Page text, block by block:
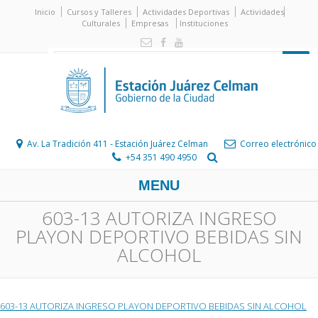
Inicio Cursos y Talleres Actividades Deportivas
Actividades
Culturales
Empresas Instituciones
Av. La Tradición 411 - Estación Juárez Celman
Correo electrónico
+54 351 490 4950
MENU
603-13 AUTORIZA INGRESO
PLAYON DEPORTIVO BEBIDAS SIN
ALCOHOL
603-13 AUTORIZA INGRESO PLAYON DEPORTIVO BEBIDAS SIN ALCOHOL